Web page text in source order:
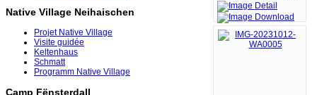
Native Village Neihaischen
Projet Native Village
Visite guidée
Keltenhaus
Schmatt
Programm Native Village
Camp Fënsterdall